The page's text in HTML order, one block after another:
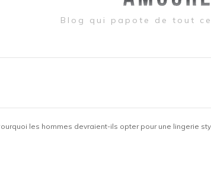
Blog qui papote de tout
les hommes devraient-ils opter pour une lingerie